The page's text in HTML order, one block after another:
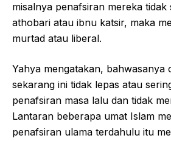
misalnya penafsiran mereka tidak
athobari atau ibnu katsir, maka
murtad atau liberal.
Yahya mengatakan, bahwasanya
sekarang ini tidak lepas atau
penafsiran masa lalu dan tidak
Lantaran beberapa umat Islam
penafsiran ulama terdahulu itu